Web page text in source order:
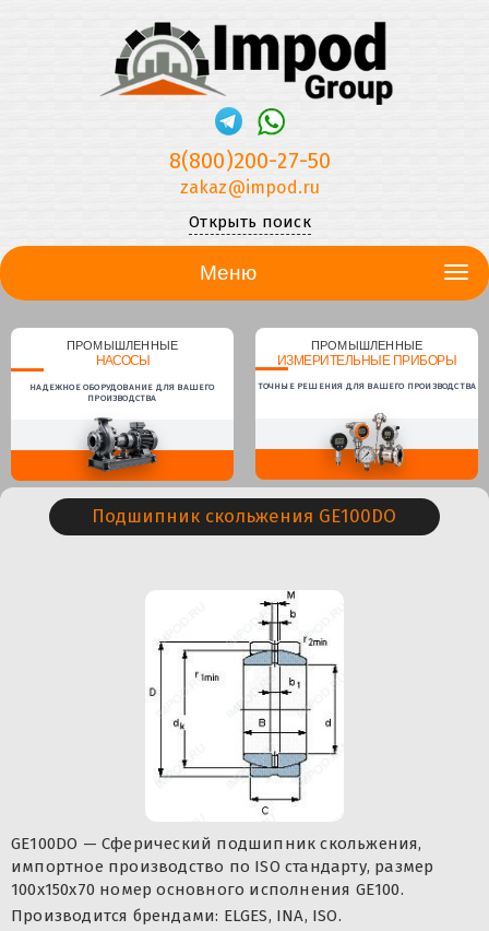
8(800)200-27-50
zakaz@impod.ru
Открыть поиск
Меню
ПРОМЫШЛЕННЫЕ
НАСОСЫ
НАДЕЖНОЕ ОБОРУДОВАНИЕ ДЛЯ ВАШЕГО
ПРОИЗВОДСТВА
ПРОМЫШЛЕННЫЕ
ИЗМЕРИТЕЛЬНЫЕ ПРИБОРЫ
ТОЧНЫЕ РЕШЕНИЯ ДЛЯ ВАШЕГО ПРОИЗВОДСТВА
Подшипник скольжения GE100DO
GE100DO — Сферический подшипник скольжения,
импортное производство по ISO стандарту, размер
100x150x70 номер основного исполнения GE100.
Производится брендами: ELGES, INA, ISO.